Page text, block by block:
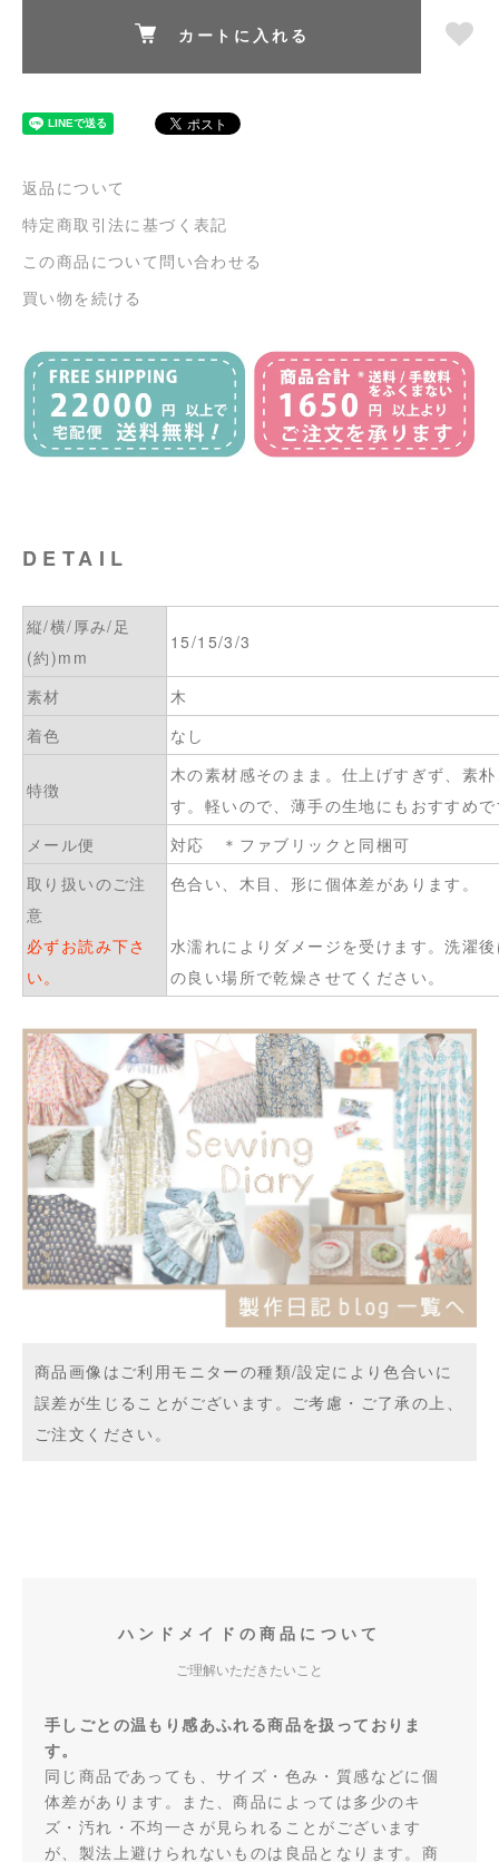
カートに入れる
返品について
特定商取引法に基づく表記
この商品について問い合わせる
買い物を続ける
DETAIL
縦/横/厚み/足
(約)mm
15/15/3/3
素材
木
着色
なし
特徴
木の素材感そのまま。仕上げすぎず、素
す。軽いので、薄手の生地にもおすすめ
メール便
対応 ＊ファブリックと同梱可
取り扱いのご注
意
必ずお読み下さ
い。
色合い、木目、形に個体差があります。
水濡れによりダメージを受けます。洗濯
の良い場所で乾燥させてください。
商品画像はご利用モニターの種類/設定により色合いに
誤差が生じることがございます。ご考慮・ご了承の上、
ご注文ください。
ハンドメイドの商品について
ご理解いただきたいこと
手しごとの温もり感あふれる商品を扱っておりま
す。
同じ商品であっても、サイズ・色み・質感などに個
体差があります。また、商品によっては多少のキ
ズ・汚れ・不均一さが見られることがございます
が、製法上避けられないものは良品となります。商